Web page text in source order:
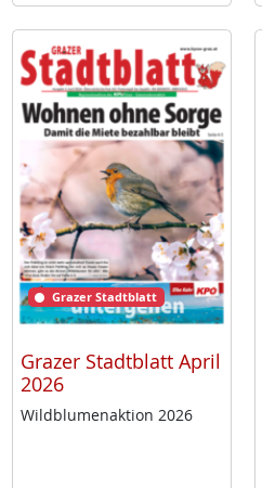
Grazer Stadtblatt
Grazer Stadtblatt April
2026
Wild­blu­men­ak­ti­on 2026